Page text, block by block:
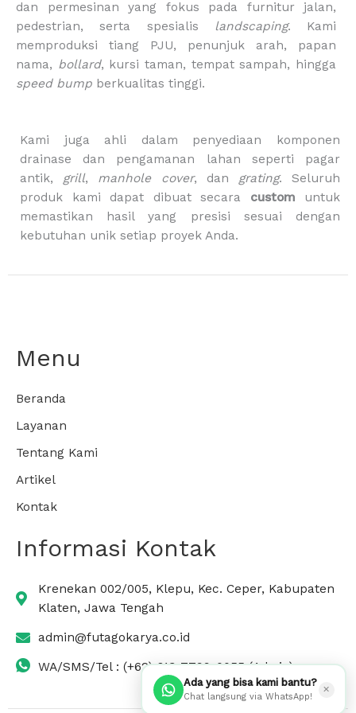
o
o
k
g
r
a
m
k
b
e
i
n
g
-
dan permesinan yang fokus pada furnitur jalan,
pedestrian, serta spesialis landscaping. Kami
memproduksi tiang PJU, penunjuk arah, papan
nama, bollard, kursi taman, tempat sampah, hingga
speed bump berkualitas tinggi.
Kami juga ahli dalam penyediaan komponen
drainase dan pengamanan lahan seperti pagar
antik, grill, manhole cover, dan grating. Seluruh
produk kami dapat dibuat secara custom untuk
memastikan hasil yang presisi sesuai dengan
kebutuhan unik setiap proyek Anda.
Menu
Beranda
Layanan
Tentang Kami
Artikel
Kontak
Informasi Kontak
Krenekan 002/005, Klepu, Kec. Ceper, Kabupaten
Klaten, Jawa Tengah
admin@futagokarya.co.id
WA/SMS/Tel : (+62) 813-7799-0055 (Admin)
Ada yang bisa kami bantu?
Chat langsung via WhatsApp!
✕